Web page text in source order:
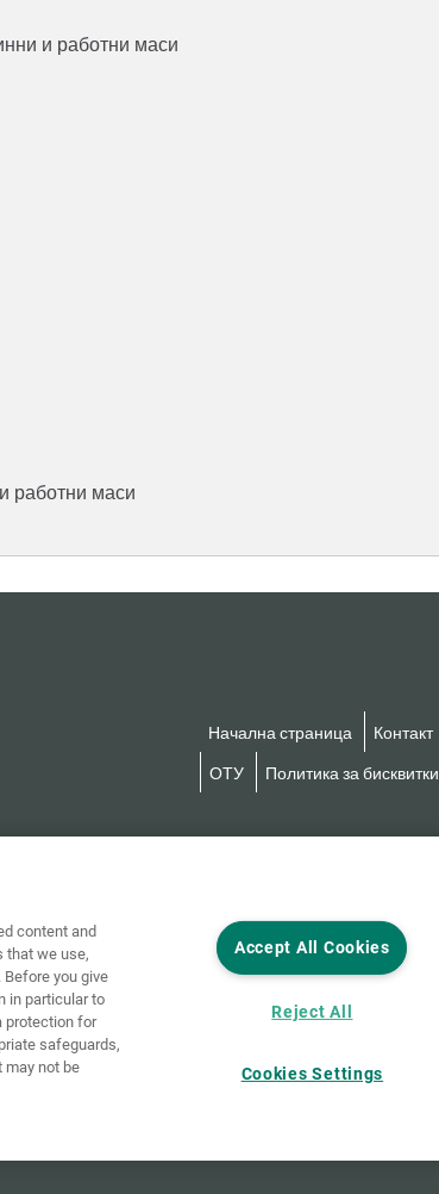
и работни маси
работни маси
Начална страница Контакт
ОТУ Политика за бисквитки
content and
that we use,
you give
in particular to
protection for
safeguards,
may not be
Accept All Cookies
Reject All
Cookies Settings